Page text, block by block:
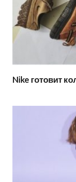
Nike готовит